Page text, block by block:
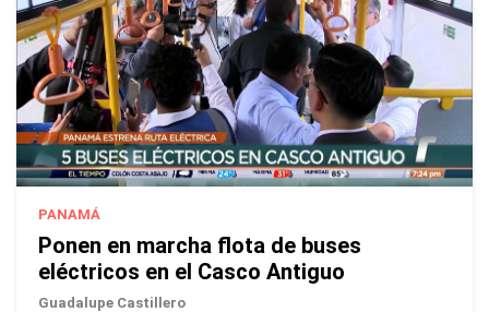
PANAMÁ
Ponen en marcha flota de buses
eléctricos en el Casco Antiguo
Guadalupe Castillero